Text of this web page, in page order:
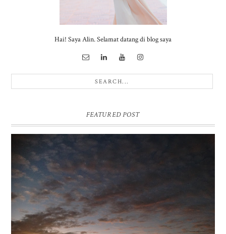
Hai! Saya Alin. Selamat datang di blog saya
FEATURED POST
BUKIT SIKUNIR DIENG | GOLDEN SUNRISE TERBAIK DI
ASIA